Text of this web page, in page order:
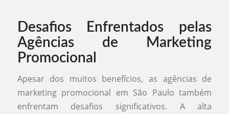
Desafios Enfrentados pelas
Agências de Marketing
Promocional
Apesar dos muitos benefícios, as agências de
marketing promocional em São Paulo também
enfrentam desafios significativos. A alta